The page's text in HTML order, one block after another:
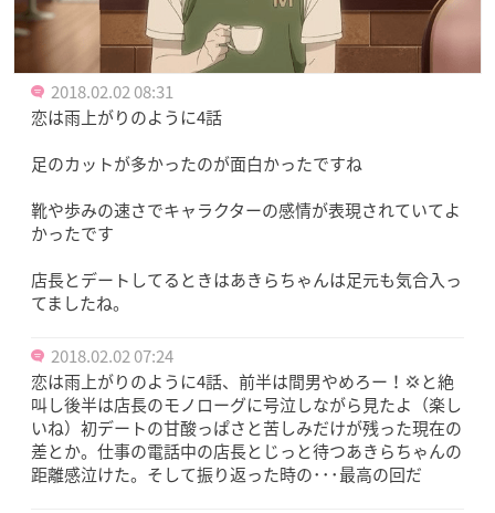
2018.02.02 08:31
恋は雨上がりのように4話
足のカットが多かったのが面白かったですね
靴や歩みの速さでキャラクターの感情が表現されていてよ
かったです
店長とデートしてるときはあきらちゃんは足元も気合入っ
てましたね。
2018.02.02 07:24
恋は雨上がりのように4話、前半は間男やめろー！💢と絶
叫し後半は店長のモノローグに号泣しながら見たよ（楽し
いね）初デートの甘酸っぱさと苦しみだけが残った現在の
差とか。仕事の電話中の店長とじっと待つあきらちゃんの
距離感泣けた。そして振り返った時の･･･最高の回だ